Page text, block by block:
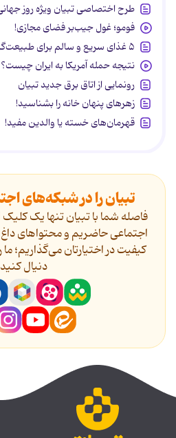
طرح اختصاصی تبیان ویژه روز
فومو؛ غول جیب‌بر فضای مجازی!
۵ غذای سریع و سالم برای طبیعت‌گردی
نتیجه حمله آمریکا به ایران چیست؟
رونمایی از اتاق برق جدید تبیان
زهرهای پنهان خانه را بشناسید!
قهرمان‌های خسته یا والدین مفید!
تبیان را در شبکه‌های
فاصله شما با تبیان تنها یک
اجتماعی حاضریم و محتواهای داغ
کیفیت در اختیارتان می‌گذاریم؛
دنیال